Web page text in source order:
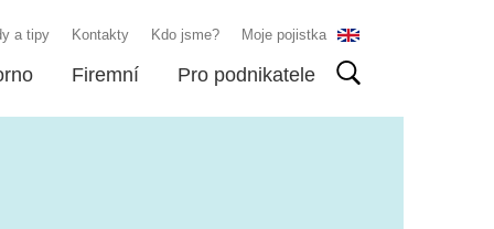
a tipy Kontakty Kdo jsme? Moje pojistka
Firemní Pro podnikatele